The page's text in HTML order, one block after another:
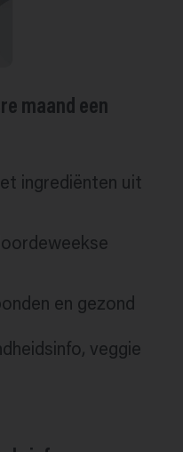
maand een
ingrediënten uit
en gezond
veggie